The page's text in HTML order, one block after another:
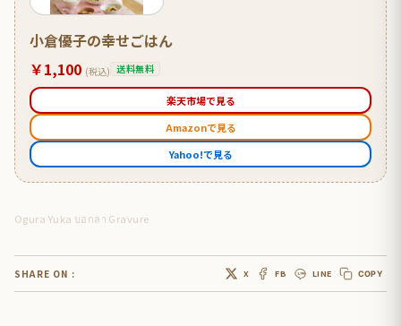
小倉優子の幸せごはん
￥1,100 (税込) 送料無料
楽天市場で見る
Amazonで見る
Yahoo!で見る
Ogura Yuka บอกลา Gravure
SHARE ON : X FB LINE COPY